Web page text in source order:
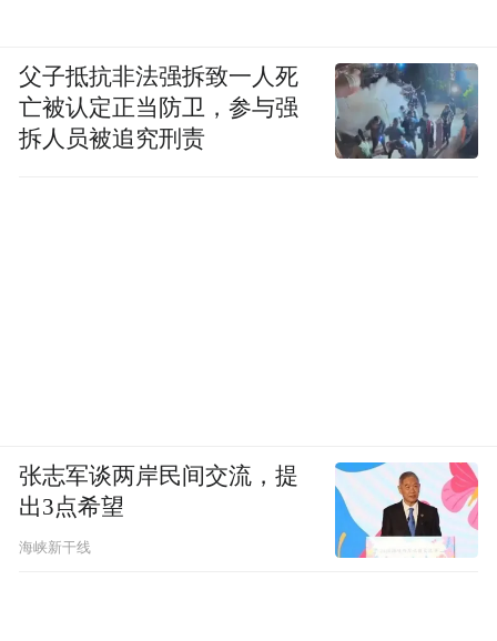
父子抵抗非法强拆致一人死
亡被认定正当防卫，参与强
拆人员被追究刑责
张志军谈两岸民间交流，提
出3点希望
海峡新干线